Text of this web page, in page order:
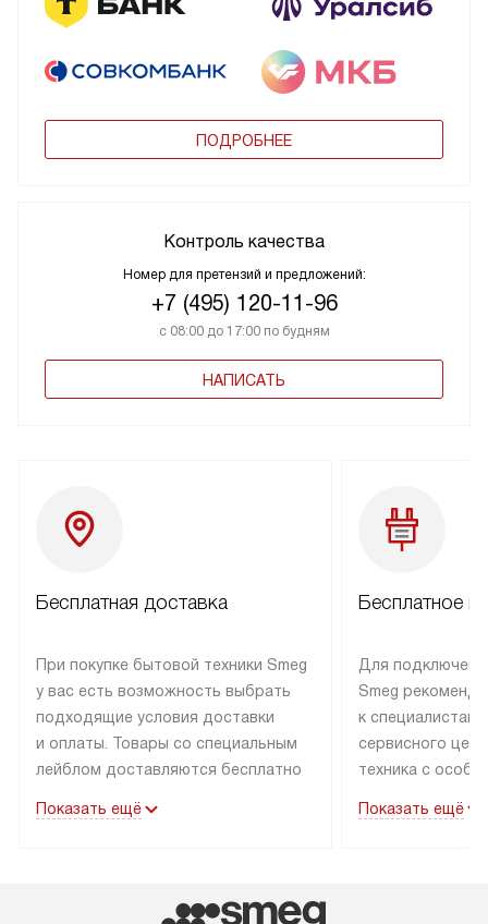
ПОДРОБНЕЕ
Контроль качества
Номер для претензий и предложений:
+7 (495) 120-11-96
с 08:00 до 17:00 по будням
НАПИСАТЬ
Бесплатная доставка
При покупке бытовой техники Smeg
у вас есть возможность выбрать
подходящие условия доставки
и оплаты. Товары со специальным
лейблом доставляются бесплатно
до подъезда. Доставка за пределы
маркировку «в наличии», может
Показать ещё
Бесплатное
Для
Smeg
к специалистам
сервисного
техника с
коммуникациям.
Показать ещё